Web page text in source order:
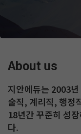
About us
지안에듀는 2003
술직, 계리직, 행정
18년간 꾸준히 성
다.